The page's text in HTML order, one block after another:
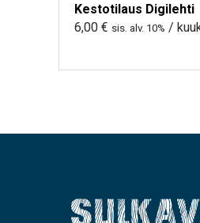
Kestotilaus Digilehti
6,00 € sis. alv. 10% /